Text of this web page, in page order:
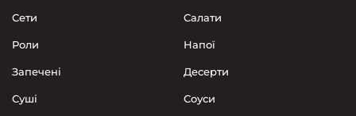
Сети
Роли
Запечені
Суші
Cалати
Напої
Десерти
Соуси